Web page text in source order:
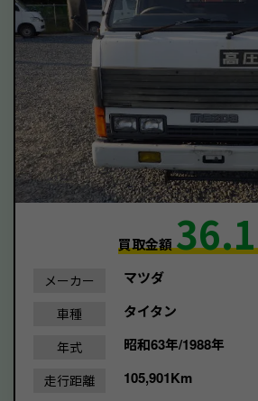
買取金額36.1
メーカー マツダ
車種 タイタン
年式 昭和63年/1988年
走行距離 105,901Km